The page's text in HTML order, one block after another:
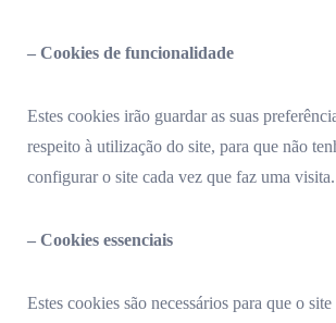
– Cookies de funcionalidade
Estes cookies irão guardar as suas
respeito à utilização do site, para que não
configurar o site cada vez que faz uma visita.
– Cookies essenciais
Estes cookies são necessários para que o site